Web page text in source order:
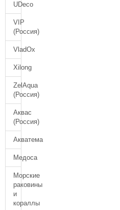
UDeco
VIP
(Россия)
VladOx
Xilong
ZelAqua
(Россия)
Аквас
(Россия)
Акватема
Медоса
Морские
раковины
и
кораллы